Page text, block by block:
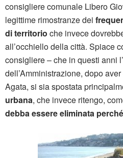
consigliere comunale Libero
legittime rimostranze dei
di territorio che invece
all’occhiello della città. Spiace
consigliere – che in questi anni
dell’Amministrazione, dopo
Agata, si sia spostata
urbana, che invece ritengo,
debba essere eliminata